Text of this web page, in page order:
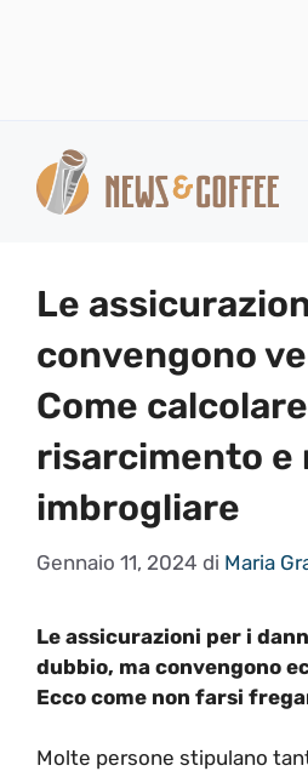
contenuto
Le
convengono
Come
risarcimento e
imbrogliare
Gennaio 11, 2024 di Maria
Le assicurazioni per i
dubbio, ma convengono
Ecco come non farsi
Molte persone stipulano